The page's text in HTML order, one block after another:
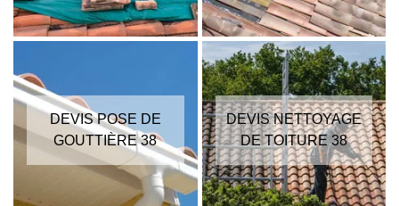
DEVIS POSE DE
GOUTTIÈRE 38
DEVIS NETTOYAGE
DE TOITURE 38